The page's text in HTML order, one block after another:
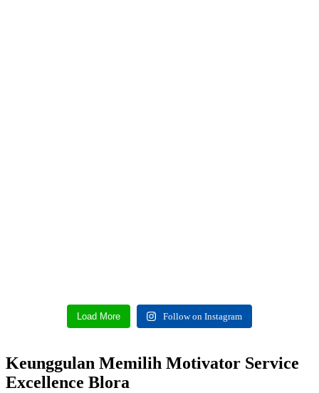
Load More Follow on Instagram
Keunggulan Memilih Motivator Service
Excellence Blora